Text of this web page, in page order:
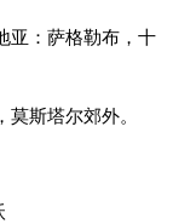
亚：萨格勒布，十
莫斯塔尔郊外。